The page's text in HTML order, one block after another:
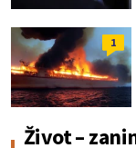
1
Život –